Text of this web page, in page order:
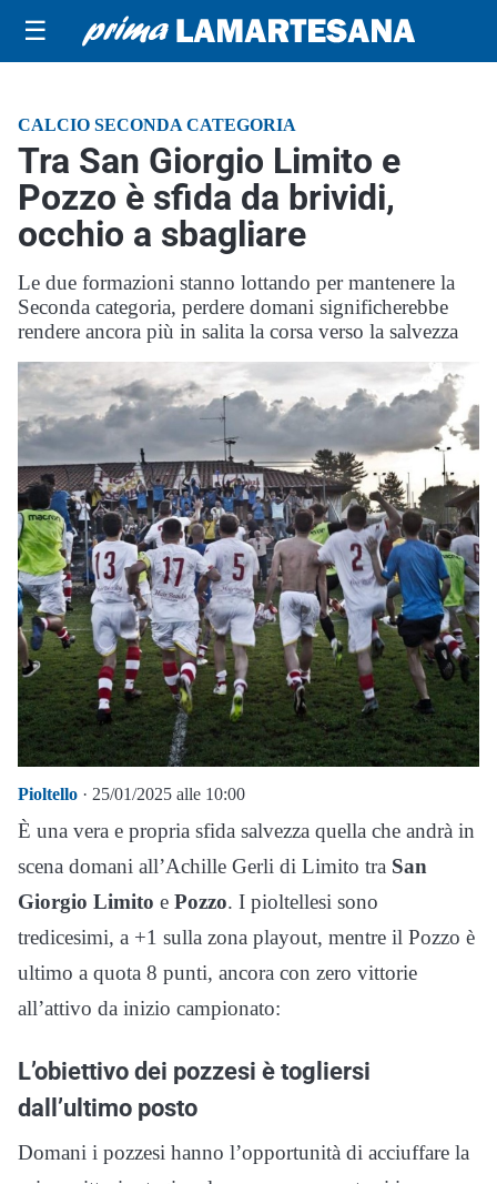
☰
CALCIO SECONDA CATEGORIA
Tra San Giorgio Limito e
Pozzo è sfida da brividi,
occhio a sbagliare
Le due formazioni stanno lottando per mantenere la
Seconda categoria, perdere domani significherebbe
rendere ancora più in salita la corsa verso la salvezza
Pioltello · 25/01/2025 alle 10:00
È una vera e propria sfida salvezza quella che andrà in
scena domani all’Achille Gerli di Limito tra San
Giorgio Limito e Pozzo. I pioltellesi sono
tredicesimi, a +1 sulla zona playout, mentre il Pozzo è
ultimo a quota 8 punti, ancora con zero vittorie
all’attivo da inizio campionato:
L’obiettivo dei pozzesi è togliersi
dall’ultimo posto
Domani i pozzesi hanno l’opportunità di acciuffare la